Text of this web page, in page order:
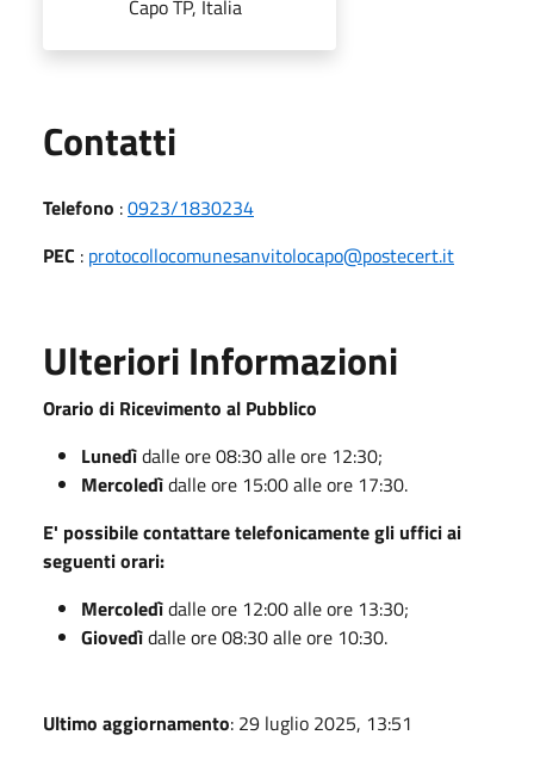
Capo TP, Italia
Contatti
Telefono :0923/1830234
PEC : protocollocomunesanvitolocapo@postecert.it
Ulteriori Informazioni
Orario di Ricevimento al Pubblico
Lunedìdalle ore 08:30 alle ore 12:30;
Mercoledìdalle ore 15:00 alle ore 17:30.
E' possibile contattare telefonicamente gli uffici ai
seguenti orari:
Mercoledìdalle ore 12:00 alle ore 13:30;
Giovedìdalle ore 08:30 alle ore 10:30.
Ultimo aggiornamento: 29 luglio 2025, 13:51